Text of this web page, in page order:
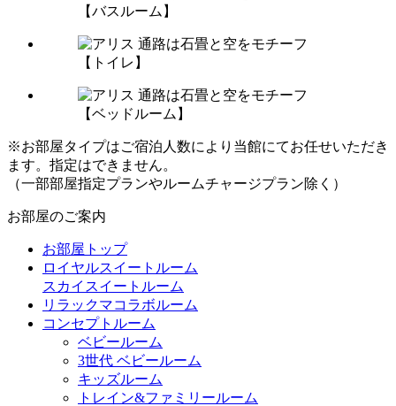
【バスルーム】
【トイレ】
【ベッドルーム】
※お部屋タイプはご宿泊人数により当館にてお任せいただき
ます。指定はできません。
（一部部屋指定プランやルームチャージプラン除く）
お部屋のご案内
お部屋トップ
ロイヤルスイートルーム
スカイスイートルーム
リラックマコラボルーム
コンセプトルーム
ベビールーム
3世代 ベビールーム
キッズルーム
トレイン&ファミリールーム